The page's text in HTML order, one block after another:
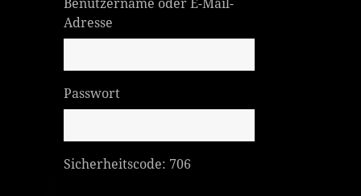
Adresse
Passwort
Sicherheitscode: 706